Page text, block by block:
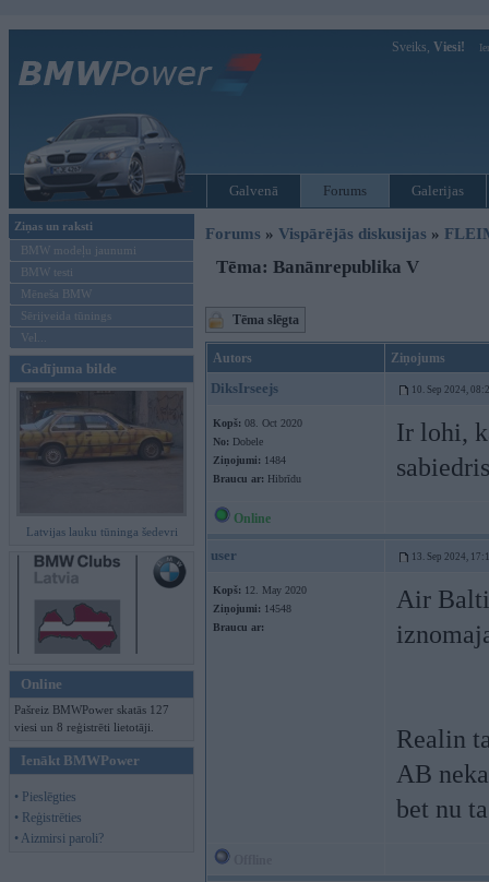
Sveiks, Viesi!
Galvenā Forums Galerijas
Ziņas un raksti
BMW modeļu jaunumi
BMW testi
Mēneša BMW
Sērijveida tūnings
Vel...
Gadījuma bilde
Latvijas lauku tūninga šedevri
Online
Pašreiz BMWPower skatās 127
viesi un 8 reģistrēti lietotāji.
Ienākt BMWPower
• Pieslēgties
• Reģistrēties
• Aizmirsi paroli?
Forums » Vispārējās diskusijas »
Tēma: Banānrepublika V
Tēma slēgta
Autors Ziņojums
DiksIrseejs 10. Sep 2024,
Kopš: 08. Oct 2020
No: Dobele
Ziņojumi: 1484
Braucu ar: Hibrīdu
Ir lohi,
Online
user 13. Sep 2024,
Kopš: 12. May 2020
Ziņojumi: 14548
Braucu ar:
Air
Realin
AB
bet nu